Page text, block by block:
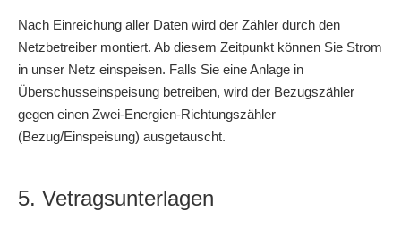
Nach Einreichung aller Daten wird der Zähler durch den
Netzbetreiber montiert. Ab diesem Zeitpunkt können Sie Strom
in unser Netz einspeisen. Falls Sie eine Anlage in
Überschusseinspeisung betreiben, wird der Bezugszähler
gegen einen Zwei-Energien-Richtungszähler
(Bezug/Einspeisung) ausgetauscht.
5. Vetragsunterlagen